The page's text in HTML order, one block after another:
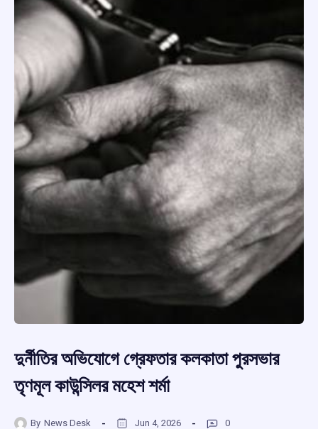
দুর্নীতির অভিযোগে গ্রেফতার কলকাতা পুরসভার
তৃণমূল কাউন্সিলর মহেশ শর্মা
By News Desk Jun 4, 2026 0